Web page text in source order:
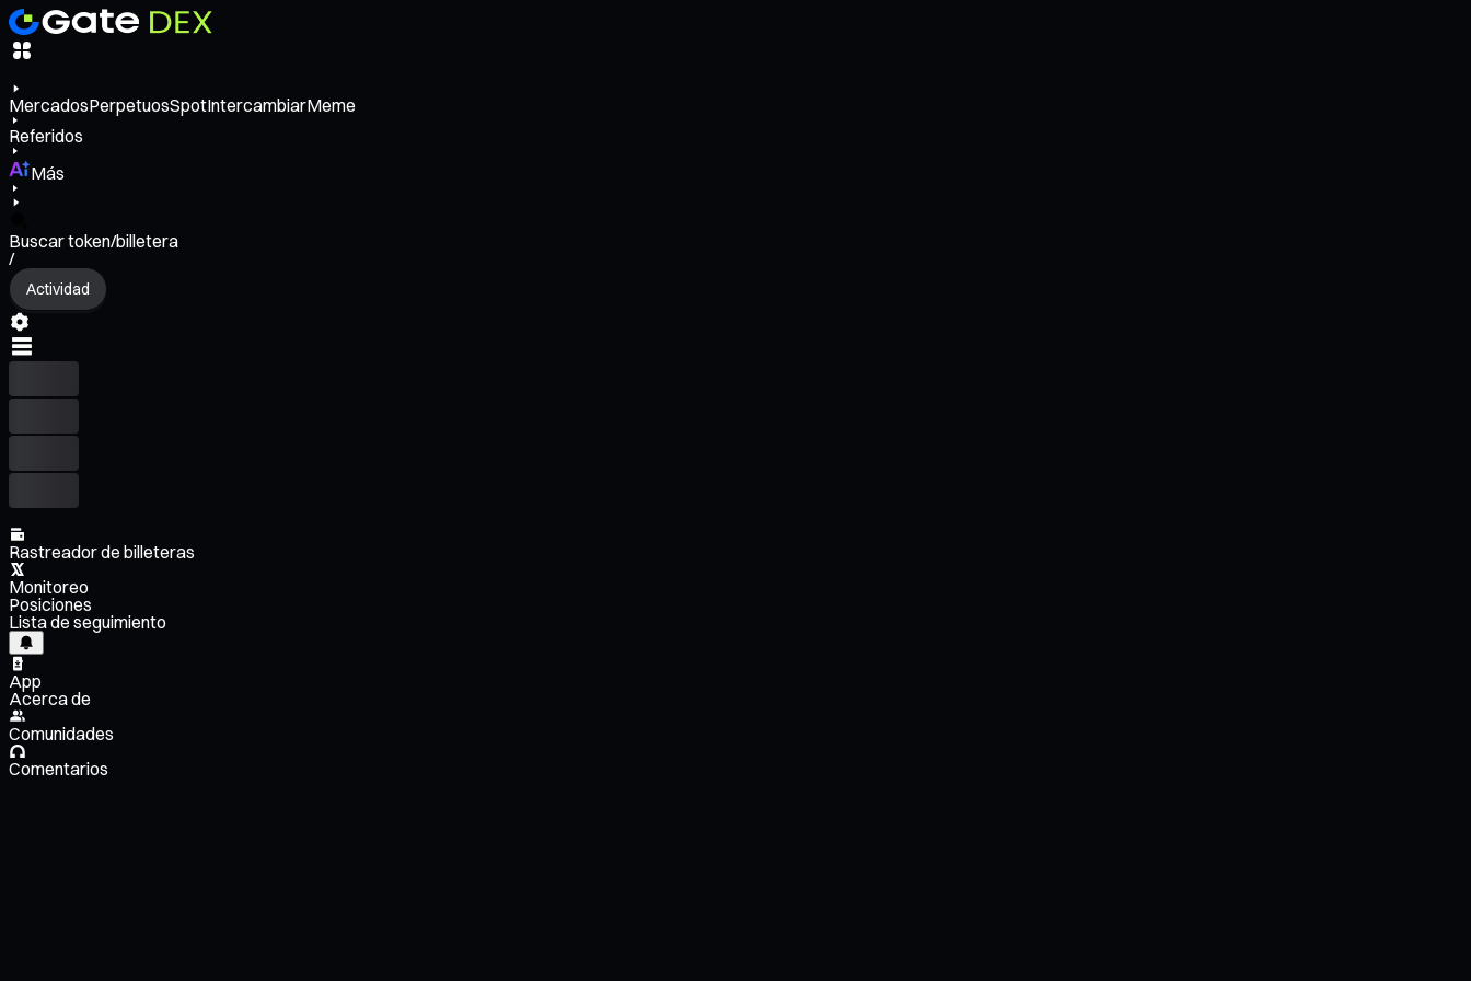
MercadosPerpetuosSpotIntercambiarMeme
Referidos
Más
Buscar token/billetera
/
Actividad
Rastreador de billeteras
Monitoreo
Posiciones
Lista de seguimiento
App
Acerca de
Comunidades
Comentarios